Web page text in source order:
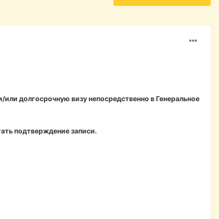
долгосрочную визу непосредственно в Генеральное
подтверждение записи.